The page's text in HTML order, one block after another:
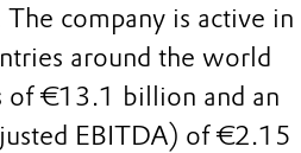
company is active in
around the world
of €13.1 billion and an
EBITDA) of €2.15